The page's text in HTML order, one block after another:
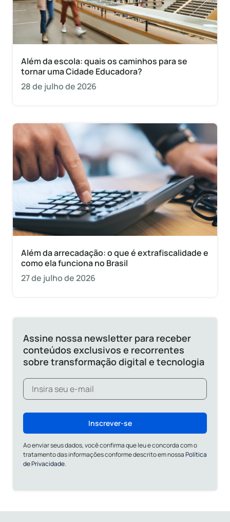
Além da escola: quais os caminhos para se
tornar uma Cidade Educadora?
28 de julho de 2026
Além da arrecadação: o que é extrafiscalidade e
como ela funciona no Brasil
27 de julho de 2026
Assine nossa newsletter para receber
conteúdos exclusivos e recorrentes
sobre transformação digital e tecnologia
Inscrever-se
Ao enviar seus dados, você confirma que leu e concorda com o
tratamento das informações conforme descrito em nossaPolítica
de Privacidade.